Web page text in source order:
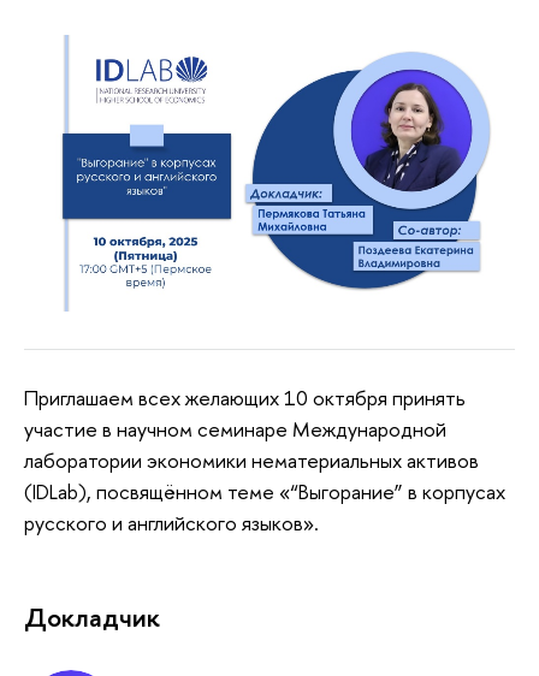
Приглашаем всех желающих 10 октября принять
участие в научном семинаре Международной
лаборатории экономики нематериальных активо
(IDLab), посвящённом теме «“Выгорание” в корпусах
русского и английского языков».
Докладчик